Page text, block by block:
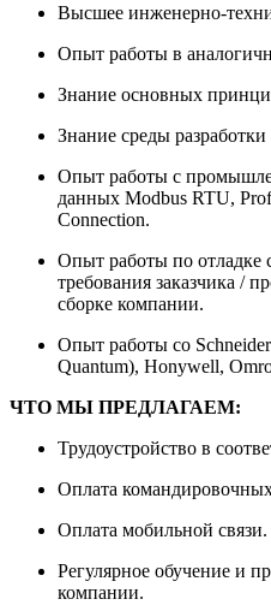
Высшее инженерно-
Опыт работы в
Знание основных
Знание среды
Опыт работы с
данных Modbus RTU,
Connection.
Опыт работы по
требования заказчика /
сборке компании.
Опыт работы со
Quantum), Honywell,
ЧТО МЫ ПРЕДЛАГАЕМ:
Трудоустройство в
Оплата
Оплата мобильной связи.
Регулярное обучение и
компании.